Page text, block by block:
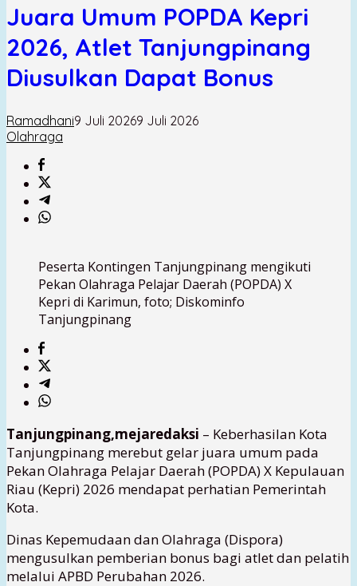
Juara Umum POPDA Kepri
2026, Atlet Tanjungpinang
Diusulkan Dapat Bonus
Ramadhani9 Juli 20269 Juli 2026
Olahraga
Peserta Kontingen Tanjungpinang mengikuti
Pekan Olahraga Pelajar Daerah (POPDA) X
Kepri di Karimun, foto; Diskominfo
Tanjungpinang
Tanjungpinang,mejaredaksi – Keberhasilan Kota
Tanjungpinang merebut gelar juara umum pada
Pekan Olahraga Pelajar Daerah (POPDA) X Kepulauan
Riau (Kepri) 2026 mendapat perhatian Pemerintah
Kota.
Dinas Kepemudaan dan Olahraga (Dispora)
mengusulkan pemberian bonus bagi atlet dan pelatih
melalui APBD Perubahan 2026.